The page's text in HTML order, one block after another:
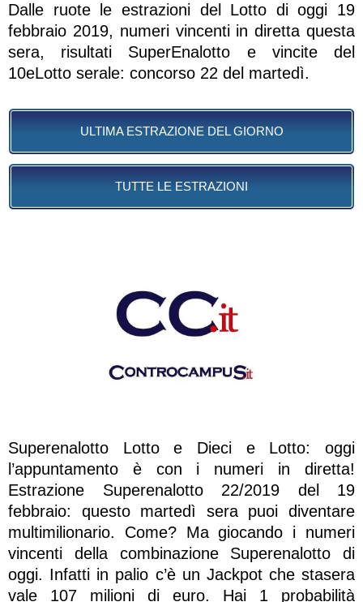
Dalle ruote le estrazioni del Lotto di oggi 19
febbraio 2019, numeri vincenti in diretta questa
sera, risultati SuperEnalotto e vincite del
10eLotto serale: concorso 22 del martedì.
ULTIMA ESTRAZIONE DEL GIORNO
TUTTE LE ESTRAZIONI
Superenalotto Lotto e Dieci e Lotto: oggi
l’appuntamento è con i numeri in diretta!
Estrazione Superenalotto 22/2019 del 19
febbraio: questo martedì sera puoi diventare
multimilionario. Come? Ma giocando i numeri
vincenti della combinazione Superenalotto di
oggi. Infatti in palio c’è un Jackpot che stasera
vale 107 milioni di euro. Hai 1 probabilità